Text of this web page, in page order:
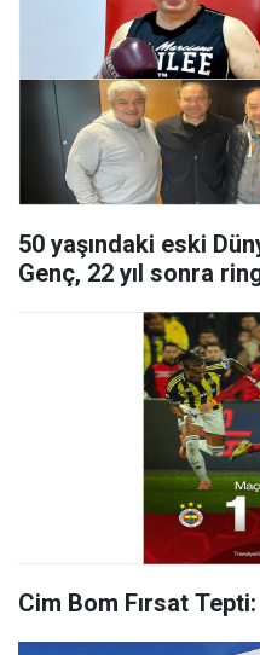
50 yaşındaki eski
Genç, 22 yıl sonra
Cim Bom Fırsat